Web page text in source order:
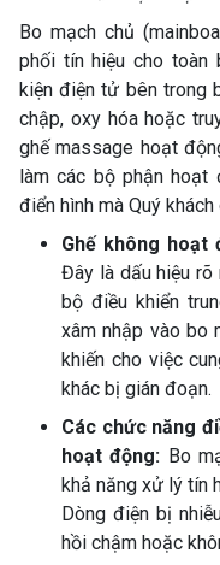
Bo mạch chủ
phối tín hiệu cho toàn
kiện điện tử bên trong
chập, oxy hóa hoặc
ghế massage hoạt
làm các bộ phận hoạt
điển hình mà Quý
Ghế không hoạt
Đây là dấu hiệu rõ
bộ điều khiển
xâm nhập vào bo
khiến cho việc
khác bị gián đoạn.
Các chức năng
hoạt động: Bo
khả năng xử lý tín
Dòng điện bị
hồi chậm hoặc